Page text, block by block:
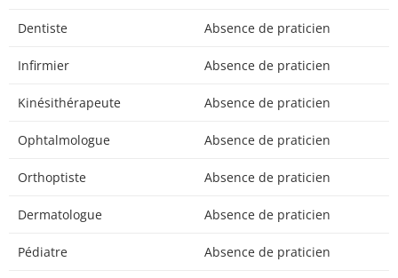
Dentiste Absence de praticien
Infirmier Absence de praticien
Kinésithérapeute Absence de praticien
Ophtalmologue Absence de praticien
Orthoptiste Absence de praticien
Dermatologue Absence de praticien
Pédiatre Absence de praticien